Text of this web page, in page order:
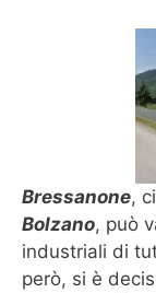
Bressanone,
Bolzano, può
industriali di
però, si è